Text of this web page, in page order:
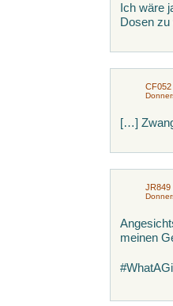
Ich wäre
Dosen zu
[…]
JR849
meinen